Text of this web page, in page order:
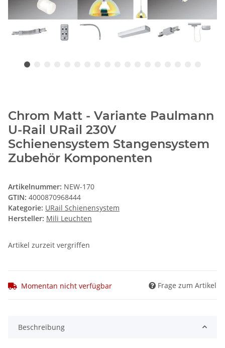
Chrom Matt - Variante Paulmann
U-Rail URail 230V
Schienensystem Stangensystem
Zubehör Komponenten
Artikelnummer: NEW-170
GTIN: 4000870968444
Kategorie: URail Schienensystem
Hersteller: Mili Leuchten
Artikel zurzeit vergriffen
Momentan nicht verfügbar Frage zum Artikel
Beschreibung